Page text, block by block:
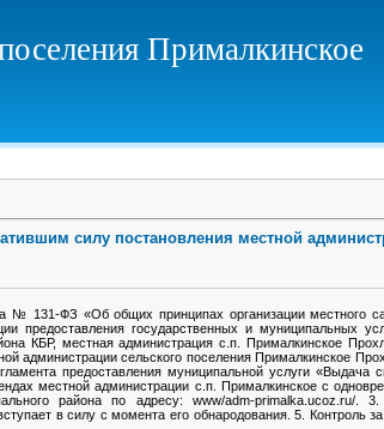
Прималкинское
силу постановления местной
№ 131-ФЗ «Об общих принципах организации местного
государственных и муниципальных
КБР, местная администрация с.п. Прималкинское
администрации сельского поселения Прималкинское
предоставления муниципальной услуги
местной администрации с.п. Прималкинское с
района по адресу: www/adm-primalka.ucoz.ru/.
в силу с момента его обнародования. 5. Контроль